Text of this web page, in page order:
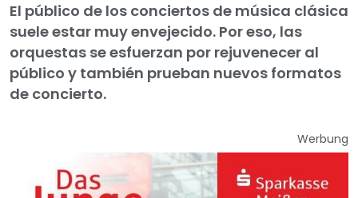
El público de los conciertos de música clásica
suele estar muy envejecido. Por eso, las
orquestas se esfuerzan por rejuvenecer al
público y también prueban nuevos formatos
de concierto.
Werbung